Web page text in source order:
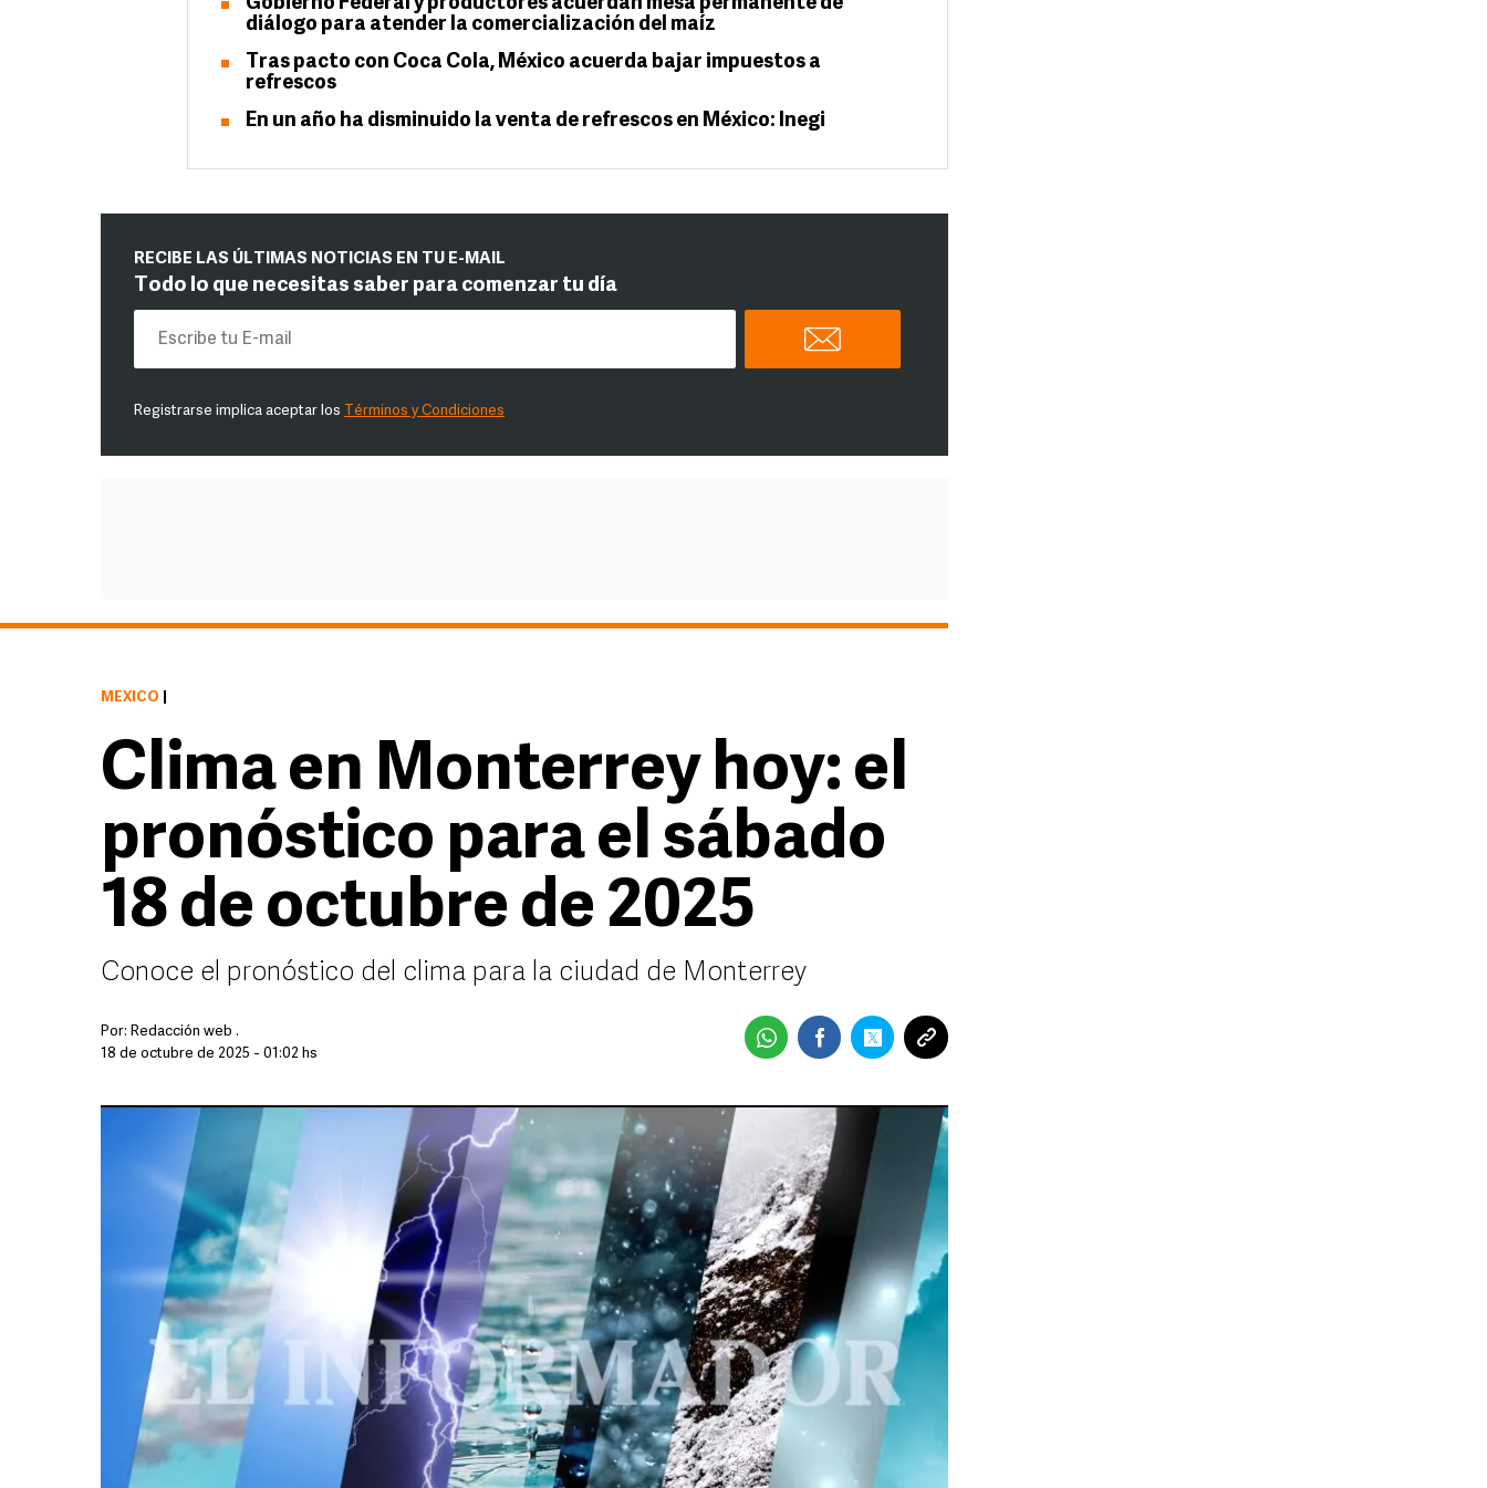
diálogo para atender la comercialización del maíz
Tras pacto con Coca Cola, México acuerda bajar impuestos a
refrescos
En un año ha disminuido la venta de refrescos en México: Inegi
RECIBE LAS ÚLTIMAS NOTICIAS EN TU E-MAIL
Todo lo que necesitas saber para comenzar tu día
Registrarse implica aceptar los Términos y Condiciones
MÉXICO
Clima en Monterrey hoy: el
pronóstico para el sábado
18 de octubre de 2025
Conoce el pronóstico del clima para la ciudad de Monterrey
Por: Redacción web .
18 de octubre de 2025 - 01:02 hs